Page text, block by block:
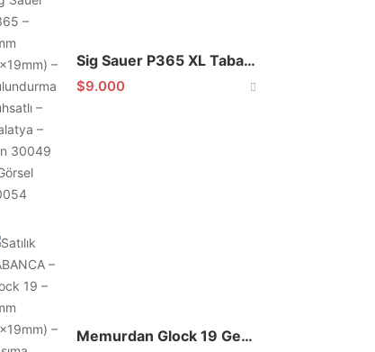
Sig Sauer P365 XL Tabanca
$9.000
Memurdan Glock 19 Gen4 9×19